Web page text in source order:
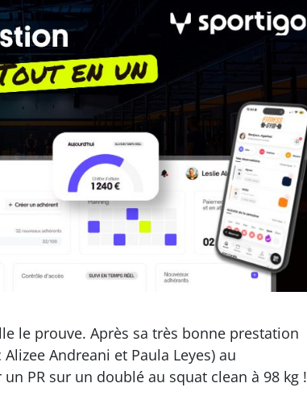
le prouve. Après sa très bonne prestation
Andreani et Paula Leyes) au
PR sur un doublé au squat clean à 98 kg !